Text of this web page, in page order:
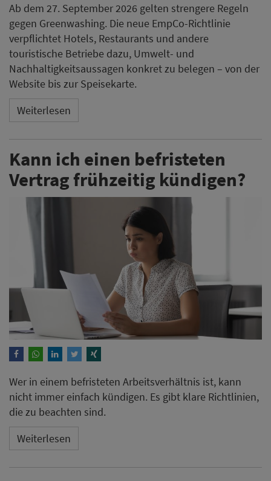
Ab dem 27. September 2026 gelten strengere Regeln
gegen Greenwashing. Die neue EmpCo-Richtlinie
verpflichtet Hotels, Restaurants und andere
touristische Betriebe dazu, Umwelt- und
Nachhaltigkeitsaussagen konkret zu belegen – von der
Website bis zur Speisekarte.
Weiterlesen
Kann ich einen befristeten
Vertrag frühzeitig kündigen?
Wer in einem befristeten Arbeitsverhältnis ist, kann
nicht immer einfach kündigen. Es gibt klare Richtlinien,
die zu beachten sind.
Weiterlesen